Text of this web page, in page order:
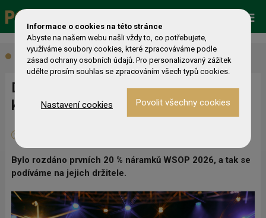
Aktuálně
Druhá desítka náramků WSOP 2026,
kdo je získal?
Bylo rozdáno prvních 20 % náramků WSOP 2026, a tak se
podíváme na jejich držitele.
Informace o cookies na této stránce
Abyste na našem webu našli vždy to, co potřebujete,
využíváme soubory cookies, které zpracováváme podle
zásad ochrany osobních údajů. Pro personalizovaný zážitek
udělte prosím souhlas se zpracováním všech typů cookies.
Nastavení cookies